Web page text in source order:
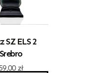
SZ ELS 2
Srebro
zł